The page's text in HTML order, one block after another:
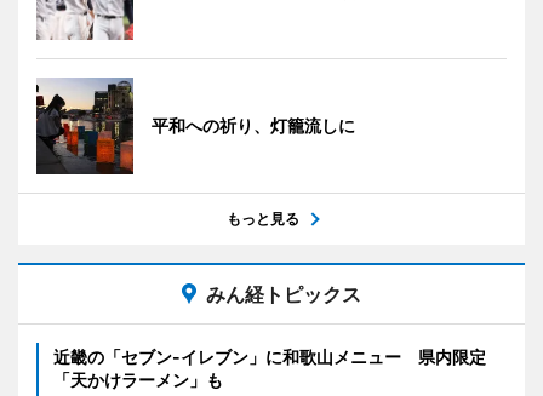
平和への祈り、灯籠流しに
もっと見る
みん経トピックス
近畿の「セブン-イレブン」に和歌山メニュー 県内限定
「天かけラーメン」も